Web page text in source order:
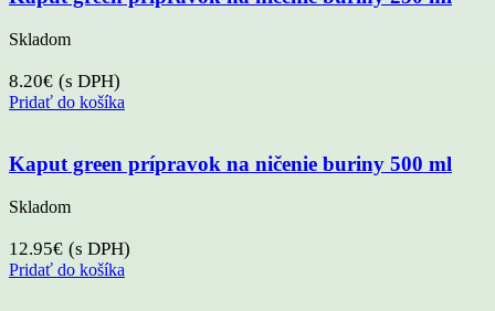
Skladom
8.20€ (s DPH)
Pridať do košíka
Kaput green prípravok na ničenie buriny 500 ml
Skladom
12.95€ (s DPH)
Pridať do košíka